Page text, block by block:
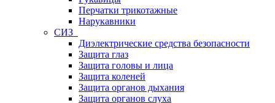
Перчатки трикотажные
Нарукавники
СИЗ
Диэлектрические средства безопасности
Защита глаз
Защита головы и лица
Защита коленей
Защита органов дыхания
Защита органов слуха